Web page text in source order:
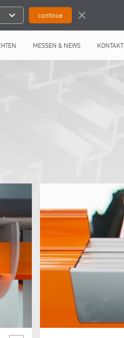
expand_more close
MESSEN & NEWS KONTAKT